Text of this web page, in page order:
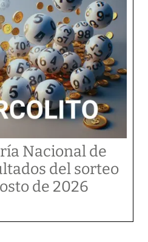
Nacional de
del sorteo
de 2026